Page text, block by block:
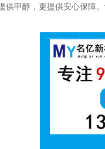
供甲醇，更提供安心保障